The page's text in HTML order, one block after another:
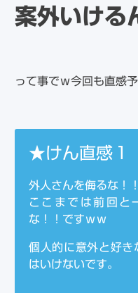
案外いける
って事でｗ今回も直感
★けん直感
外人さんを侮るな！！
ここまでは前回と
な！！ですｗｗ
個人的に意外と好き
はいけないです。